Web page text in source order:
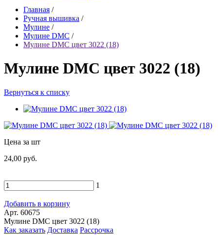
Главная /
Ручная вышивка /
Мулине /
Мулине DMC /
Мулине DMC цвет 3022 (18)
Мулине DMC цвет 3022 (18)
Вернуться к списку
Цена за шт
24,00 руб.
1
Добавить в корзину
Арт. 60675
Мулине DMC цвет 3022 (18)
Как заказать Доставка Рассрочка